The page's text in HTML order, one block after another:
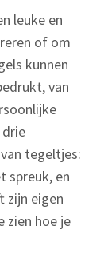
leuke en
of om
kunnen
van
tegeltjes:
spreuk, en
zijn eigen
zien hoe je